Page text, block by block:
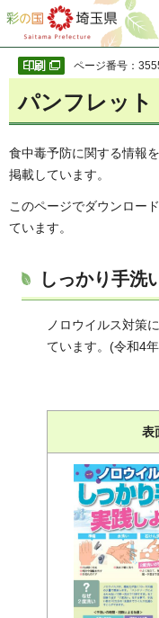
彩の国 埼玉県
ページ番号：
パンフレット
食中毒予防に関する情報
掲載しています。
このページでダウンロー
ています。
しっかり手洗
ノロウイルス対策
ています。(令和4
表